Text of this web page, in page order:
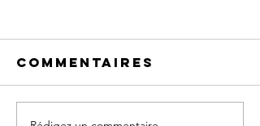
Commentaires